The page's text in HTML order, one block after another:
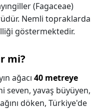
(Fagaceae)
Nemli topraklarda
göstermektedir.
mi?
ağacı 40 metreye
seven, yavaş büyüyen,
döken, Türkiye'de